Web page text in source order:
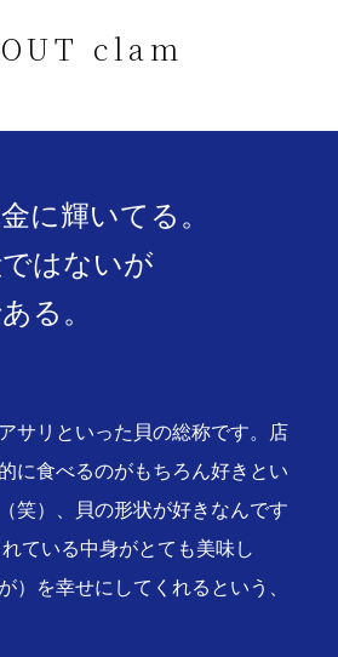
clam
に輝いてる。
はないが
る。
サリといった貝の総称です。店
に食べるのがもちろん好きとい
笑）、貝の形状が好きなんです
ている中身がとても美味し
）を幸せにしてくれるという、